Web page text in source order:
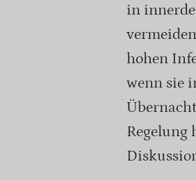
in
hohen
wenn sie
Regelung